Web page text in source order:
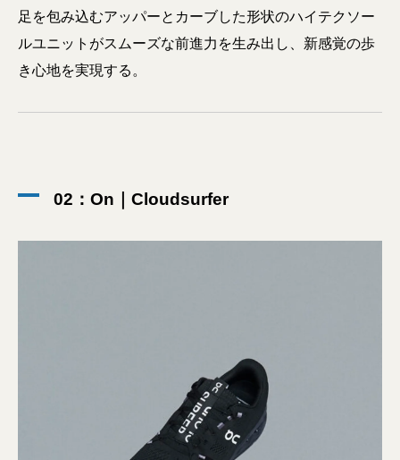
足を包み込むアッパーとカーブした形状のハイテクソー
ルユニットがスムーズな前進力を生み出し、新感覚の歩
き心地を実現する。
02：On｜Cloudsurfer